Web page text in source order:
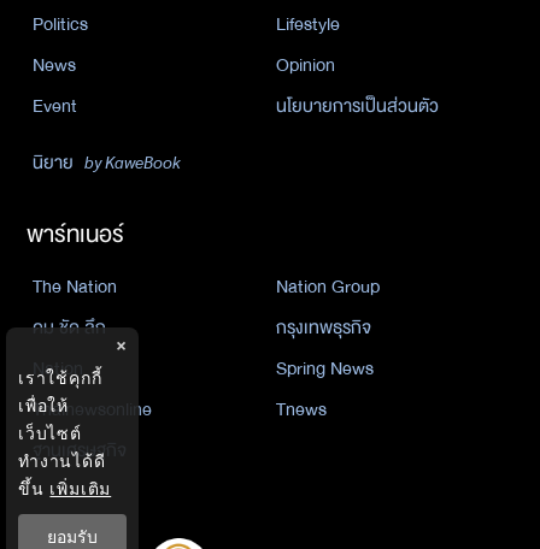
Politics
Lifestyle
News
Opinion
Event
นโยบายการเป็นส่วนตัว
นิยาย by KaweBook
พาร์ทเนอร์
The Nation
Nation Group
คม ชัด ลึก
กรุงเทพธุรกิจ
Nation
Spring News
Thainewsonline
Tnews
ฐานเศรษฐกิจ
×
เราใช้คุกกี้
เพื่อให้
เว็บไซต์
ทำงานได้ดี
ขึ้น เพิ่มเติม
ยอมรับ